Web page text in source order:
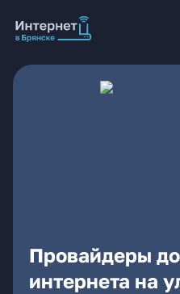
Провайдеры
интернета на